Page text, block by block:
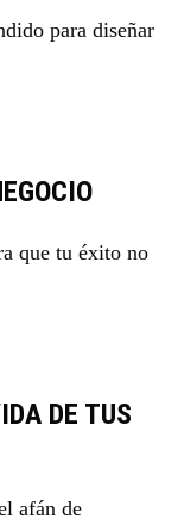
para diseñar
que tu éxito no
DE TUS
afán de